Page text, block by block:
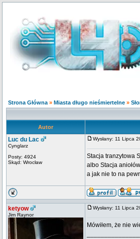
Strona Główna » Miasta długo nieśmiertelne »
Autor
Luc du Lac
Cynglarz
Posty: 4924
Skąd: Wrocław
Wysłany: 11 Lipca
Stacja tranzytowa
albo Stacja
a jak nie to na
ketyow
Jim Raynor
Wysłany: 11 Lipca
Mówiłem, że nie